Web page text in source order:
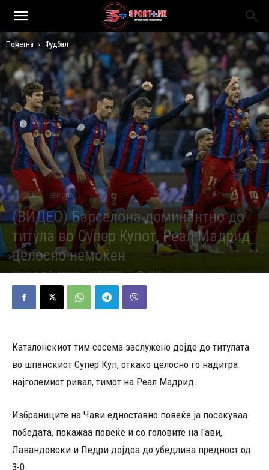
Почетна Фудбал
ФУДБАЛ ЕВРОПА
(ВИДЕО) Барселона доминантно до
титула во Супер Купот, Реал Мадрид
целосно немоќен
Објавено од Редакција - 15/01/2023 1161
Каталонскиот тим сосема заслужено дојде до титулата
во шпанскиот Супер Куп, откако целосно го надигра
најголемиот ривал, тимот на Реал Мадрид.
Избраниците на Чави едноставно повеќе ја посакуваа
победата, покажаа повеќе и со головите на Гави,
Лавандовски и Педри дојдоа до убедлива предност од
3-0.